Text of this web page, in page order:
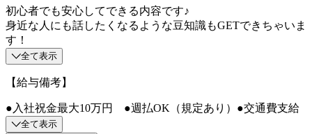
初心者でも安心してできる内容です♪
身近な人にも話したくなるような豆知識もGETできちゃいま
す！
全て表示
【給与備考】
●入社祝金最大10万円 ●週払OK（規定あり）●交通費支給
全て表示